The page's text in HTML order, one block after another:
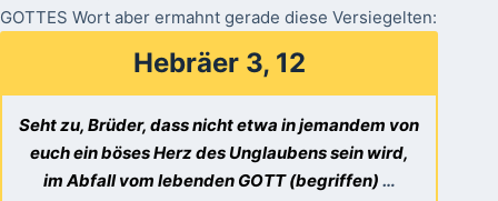
GOTTES Wort aber ermahnt gerade diese Versiegelten:
Hebräer 3, 12
Seht zu, Brüder, dass nicht etwa in jemandem von
euch ein böses Herz des Unglaubens sein wird,
im Abfall vom lebenden GOTT (begriffen) …